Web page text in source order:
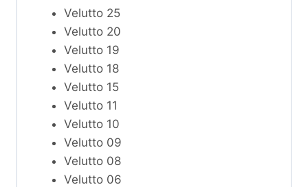
Velutto 25
Velutto 20
Velutto 19
Velutto 18
Velutto 15
Velutto 11
Velutto 10
Velutto 09
Velutto 08
Velutto 06